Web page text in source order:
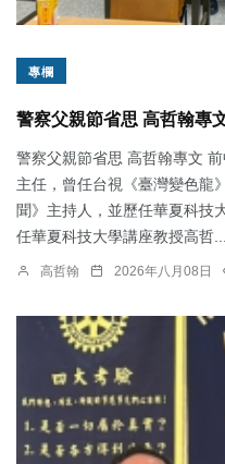
專欄
警察父親節省思 高哲翰專
警察父親節省思 高哲翰專文
主任，曾任台視《臺灣變色龍
聞》主持人，並歷任華夏科技
任華夏科技大學講座教授高哲...
高哲翰 2026年八月08日